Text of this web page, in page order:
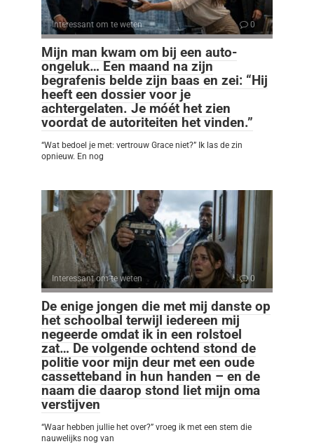
Interessant om te weten 0
Mijn man kwam om bij een auto-
ongeluk… Een maand na zijn
begrafenis belde zijn baas en zei: “Hij
heeft een dossier voor je
achtergelaten. Je móét het zien
voordat de autoriteiten het vinden.”
“Wat bedoel je met: vertrouw Grace niet?” Ik las de zin
opnieuw. En nog
Interessant om te weten 0
De enige jongen die met mij danste op
het schoolbal terwijl iedereen mij
negeerde omdat ik in een rolstoel
zat… De volgende ochtend stond de
politie voor mijn deur met een oude
cassetteband in hun handen – en de
naam die daarop stond liet mijn oma
verstijven
“Waar hebben jullie het over?” vroeg ik met een stem die
nauwelijks nog van